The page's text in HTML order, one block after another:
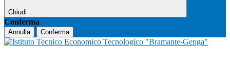
Chiudi
Conferma
Annulla Conferma